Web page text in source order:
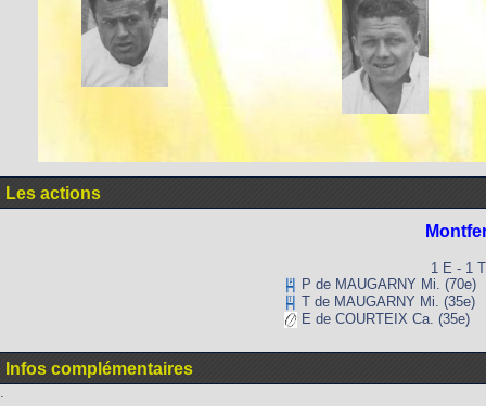
Les actions
1 E - 1
P de MAUGARNY Mi. (70e)
T de MAUGARNY Mi. (35e)
E de COURTEIX Ca. (35e)
Infos complémentaires
.